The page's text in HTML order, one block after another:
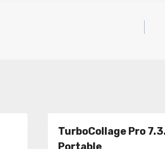
TurboCollage Pro
Portable